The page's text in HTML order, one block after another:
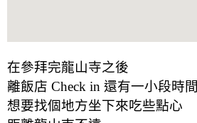
在參拜完龍山寺之後
離飯店 Check in 還有一小段時間
想要找個地方坐下來吃些點心